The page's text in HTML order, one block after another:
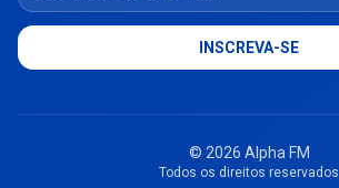
INSCREVA-SE
© 2026 Alpha FM
Todos os direitos reservados